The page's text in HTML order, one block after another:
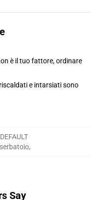
è il tuo fattore, ordinare
e intarsiati sono
,
Say